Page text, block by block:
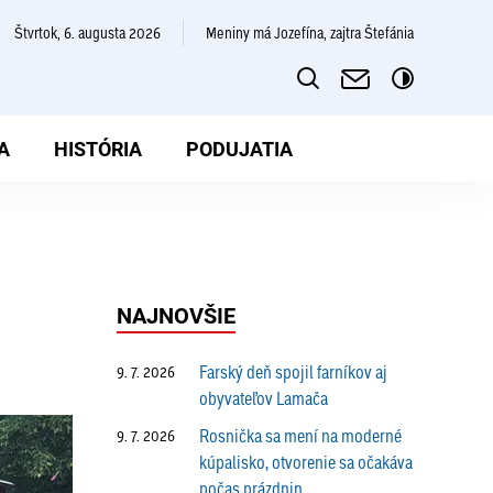
štvrtok, 6. augusta 2026 Meniny má Jozefína, zajtra Štefánia
HISTÓRIA PODUJATIA
NAJNOVŠIE
9. 7. 2026
Farský deň spojil farníkov aj
obyvateľov Lamača
9. 7. 2026
Rosnička sa mení na moderné
kúpalisko, otvorenie sa očakáva